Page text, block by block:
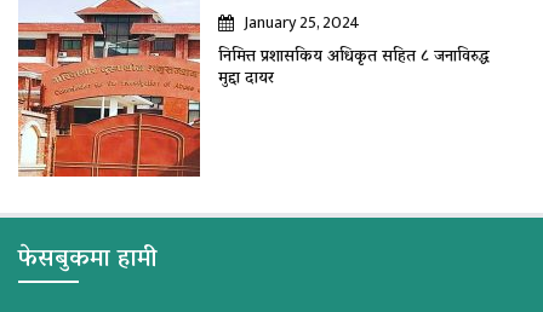
January 25, 2024
निमित्त प्रशासकिय अधिकृत सहित ८ जनाविरुद्ध
मुद्दा दायर
फेसबुकमा हामी